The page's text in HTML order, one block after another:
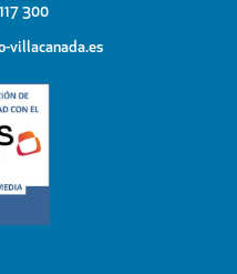
300
villacanada.es